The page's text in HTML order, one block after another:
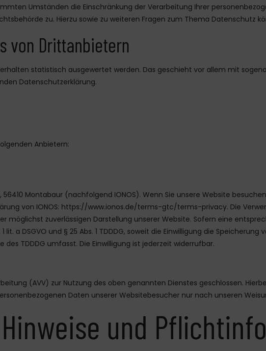
Umständen die Einschränkung der Verarbeitung Ihrer
zu. Hierzu sowie zu weiteren Fragen zum Thema Datenschutz
von Dritt­anbietern
statistisch ausgewertet werden. Das geschieht vor allem mit
Datenschutzerklärung.
Anbietern:
56410 Montabaur (nachfolgend IONOS). Wenn Sie unsere Website
von IONOS: https://www.ionos.de/terms-gtc/terms-privacy. Die
möglichst zuverlässigen Darstellung unserer Website. Sofern eine
lit. a DSGVO und § 25 Abs. 1 TDDDG, soweit die Einwilligung die
des TDDDG umfasst. Die Einwilligung ist jederzeit widerrufbar.
(AVV) zur Nutzung des oben genannten Dienstes geschlossen.
Daten unserer Websitebesucher nur nach unseren
und